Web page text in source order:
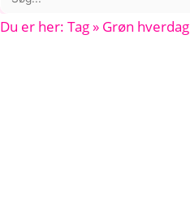
Du er her: Tag » Grøn hverdag